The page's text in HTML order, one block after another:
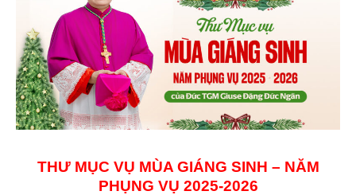
THƯ MỤC VỤ MÙA GIÁNG SINH – NĂM
PHỤNG VỤ 2025-2026